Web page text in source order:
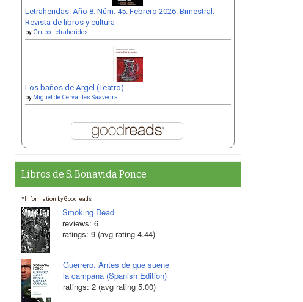
Letraheridas. Año 8. Núm. 45. Febrero 2026. Bimestral:
Revista de libros y cultura
by Grupo Letraheridos
Los baños de Argel (Teatro)
by Miguel de Cervantes Saavedra
Libros de S. Bonavida Ponce
*Information by Goodreads
Smoking Dead
reviews: 6
ratings: 9 (avg rating 4.44)
Guerrero. Antes de que suene
la campana (Spanish Edition)
ratings: 2 (avg rating 5.00)